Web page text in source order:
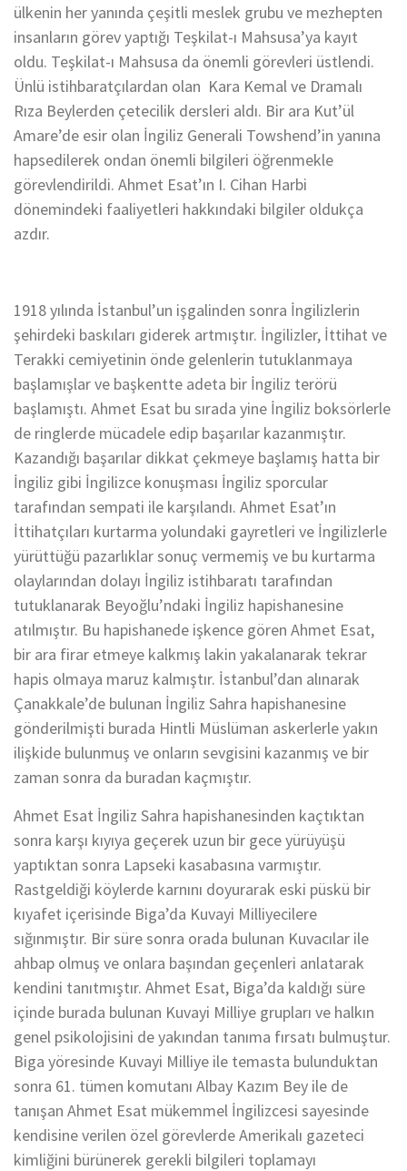
ülkenin her yanında çeşitli meslek grubu ve mezhepten
insanların görev yaptığı Teşkilat-ı Mahsusa’ya kayıt
oldu. Teşkilat-ı Mahsusa da önemli görevleri üstlendi.
Ünlü istihbaratçılardan olan Kara Kemal ve Dramalı
Rıza Beylerden çetecilik dersleri aldı. Bir ara Kut’ül
Amare’de esir olan İngiliz Generali Towshend’in yanına
hapsedilerek ondan önemli bilgileri öğrenmekle
görevlendirildi. Ahmet Esat’ın I. Cihan Harbi
dönemindeki faaliyetleri hakkındaki bilgiler oldukça
azdır.
1918 yılında İstanbul’un işgalinden sonra İngilizlerin
şehirdeki baskıları giderek artmıştır. İngilizler, İttihat ve
Terakki cemiyetinin önde gelenlerin tutuklanmaya
başlamışlar ve başkentte adeta bir İngiliz terörü
başlamıştı. Ahmet Esat bu sırada yine İngiliz boksörlerle
de ringlerde mücadele edip başarılar kazanmıştır.
Kazandığı başarılar dikkat çekmeye başlamış hatta bir
İngiliz gibi İngilizce konuşması İngiliz sporcular
tarafından sempati ile karşılandı. Ahmet Esat’ın
İttihatçıları kurtarma yolundaki gayretleri ve İngilizlerle
yürüttüğü pazarlıklar sonuç vermemiş ve bu kurtarma
olaylarından dolayı İngiliz istihbaratı tarafından
tutuklanarak Beyoğlu’ndaki İngiliz hapishanesine
atılmıştır. Bu hapishanede işkence gören Ahmet Esat,
bir ara firar etmeye kalkmış lakin yakalanarak tekrar
hapis olmaya maruz kalmıştır. İstanbul’dan alınarak
Çanakkale’de bulunan İngiliz Sahra hapishanesine
gönderilmişti burada Hintli Müslüman askerlerle yakın
ilişkide bulunmuş ve onların sevgisini kazanmış ve bir
zaman sonra da buradan kaçmıştır.
Ahmet Esat İngiliz Sahra hapishanesinden kaçtıktan
sonra karşı kıyıya geçerek uzun bir gece yürüyüşü
yaptıktan sonra Lapseki kasabasına varmıştır.
Rastgeldiği köylerde karnını doyurarak eski püskü bir
kıyafet içerisinde Biga’da Kuvayi Milliyecilere
sığınmıştır. Bir süre sonra orada bulunan Kuvacılar ile
ahbap olmuş ve onlara başından geçenleri anlatarak
kendini tanıtmıştır. Ahmet Esat, Biga’da kaldığı süre
içinde burada bulunan Kuvayi Milliye grupları ve halkın
genel psikolojisini de yakından tanıma fırsatı bulmuştur.
Biga yöresinde Kuvayi Milliye ile temasta bulunduktan
sonra 61. tümen komutanı Albay Kazım Bey ile de
tanışan Ahmet Esat mükemmel İngilizcesi sayesinde
kendisine verilen özel görevlerde Amerikalı gazeteci
kimliğini bürünerek gerekli bilgileri toplamayı